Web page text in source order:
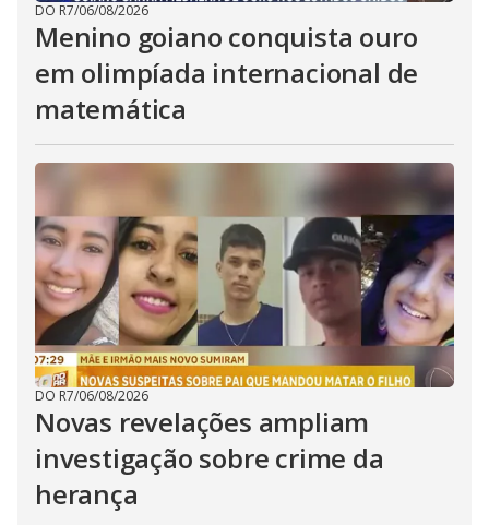
DO R7/06/08/2026
Menino goiano conquista ouro
em olimpíada internacional de
matemática
DO R7/06/08/2026
Novas revelações ampliam
investigação sobre crime da
herança